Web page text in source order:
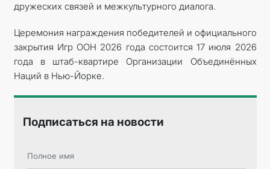
дружеских связей и межкультурного диалога.
Церемония награждения победителей и официального
закрытия Игр ООН 2026 года состоится 17 июля 2026
года в штаб-квартире Организации Объединённых
Наций в Нью-Йорке.
Подписаться на новости
Полное имя